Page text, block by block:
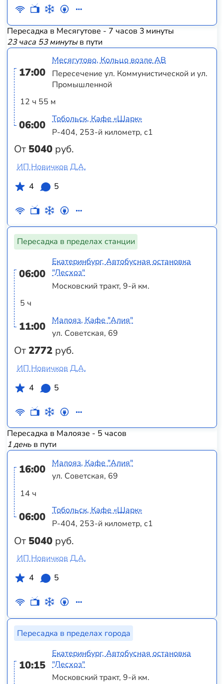
Пересадка в Месягутове - 7 часов 3 минуты
23 часа 53 минутыв пути
17:00
12 ч 55 м
06:00
От 5040 руб.
Месягутово, Кольцо возле АВ
Пересечение ул. Коммунистической и ул.
Промышленной
Тобольск, Кафе «Шарк»
Р-404, 253-й километр, с1
ИП Новичков Д.А.
4
5
Пересадка в пределах станции
06:00
5 ч
11:00
От2772 руб.
Екатеринбург, Автобусная остановка
"Лесхоз"
Московский тракт, 9-й км.
Малояз, Кафе "Алия"
ул. Советская, 69
ИП Новичков Д.А.
4
5
Пересадка в Малоязе - 5 часов
1 деньв пути
16:00
14 ч
06:00
От 5040 руб.
Малояз, Кафе "Алия"
ул. Советская, 69
Тобольск, Кафе «Шарк»
Р-404, 253-й километр, с1
ИП Новичков Д.А.
4
5
Пересадка в пределах города
10:15
Екатеринбург, Автобусная остановка
"Лесхоз"
Московский тракт, 9-й км.